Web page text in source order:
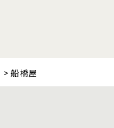
船橋屋